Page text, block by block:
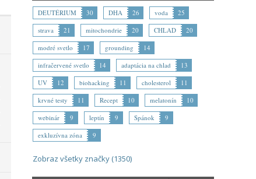
DEUTÉRIUM 30 DHA 26 voda
25
strava
21 mitochondrie 20 CHLAD
20
modré svetlo
17 grounding
14
infračervené svetlo
14 adaptácia na chlad
13
UV
12 biohacking 11 cholesterol
11
krvné testy
11 Recept 10 melatonín
10
webinár
9 leptín 9 Spánok
9
exkluzívna zóna
9
Zobraz všetky značky (1350)